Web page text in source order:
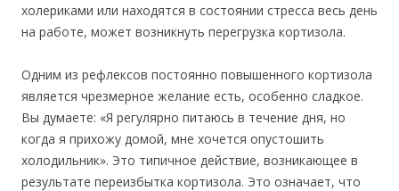
холериками или находятся в состоянии стресса весь день
на работе, может возникнуть перегрузка кортизола.
Одним из рефлексов постоянно повышенного кортизола
является чрезмерное желание есть, особенно сладкое.
Вы думаете: «Я регулярно питаюсь в течение дня, но
когда я прихожу домой, мне хочется опустошить
холодильник». Это типичное действие, возникающее в
результате переизбытка кортизола. Это означает, что